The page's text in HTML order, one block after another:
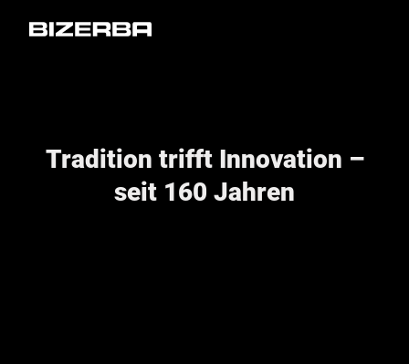
Tradition trifft Innovation –
seit 160 Jahren